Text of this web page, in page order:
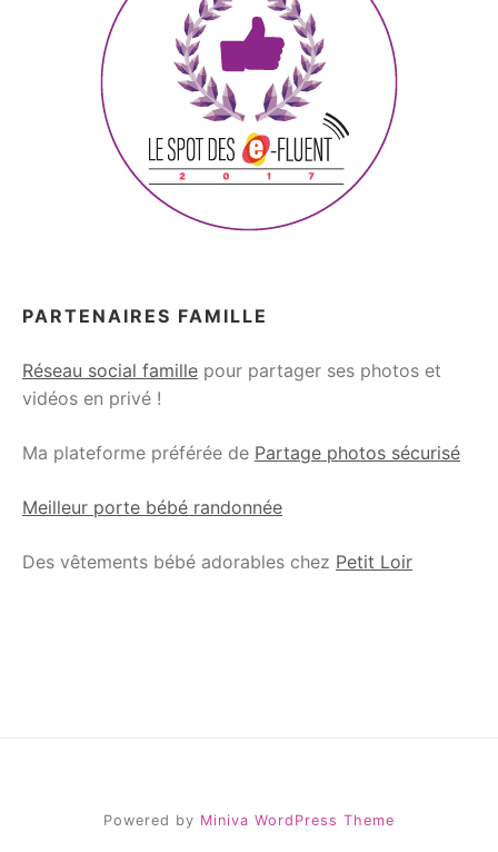
PARTENAIRES FAMILLE
Réseau social famille pour partager ses photos et
vidéos en privé !
Ma plateforme préférée de Partage photos sécurisé
Meilleur porte bébé randonnée
Des vêtements bébé adorables chez Petit Loir
Powered by Miniva WordPress Theme